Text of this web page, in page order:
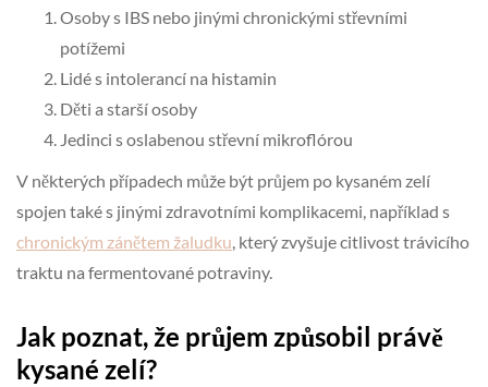
Osoby s IBS nebo jinými chronickými střevními
potížemi
Lidé s intolerancí na histamin
Děti a starší osoby
Jedinci s oslabenou střevní mikroflórou
V některých případech může být průjem po kysaném zelí
spojen také s jinými zdravotními komplikacemi, například s
chronickým zánětem žaludku, který zvyšuje citlivost trávicího
traktu na fermentované potraviny.
Jak poznat, že průjem způsobil právě
kysané zelí?